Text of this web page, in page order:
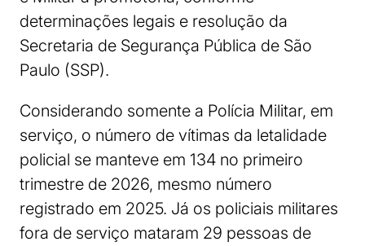
determinações legais e resolução da
Secretaria de Segurança Pública de São
Paulo (SSP).
Considerando somente a Polícia Militar, em
serviço, o número de vítimas da letalidade
policial se manteve em 134 no primeiro
trimestre de 2026, mesmo número
registrado em 2025. Já os policiais militares
fora de serviço mataram 29 pessoas de